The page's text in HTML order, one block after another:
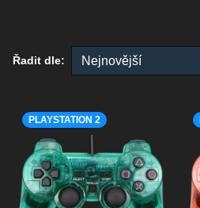
Řadit dle:
PLAYSTATION 2